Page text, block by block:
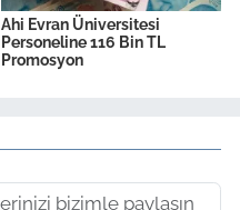
Ahi Evran Üniversitesi
Personeline 116 Bin TL
Promosyon